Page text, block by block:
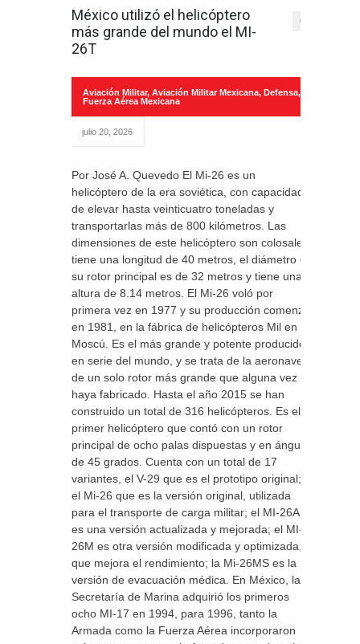
México utilizó el helicóptero
más grande del mundo el MI-
26T
0
Aviación Militar, Aviación Militar Mexicana, Defensa,
Fuerza Aérea Mexicana
julio 20, 2026
Por José A. Quevedo El Mi-26 es un
helicóptero de la era soviética, con capacidad
de elevar hasta veinticuatro toneladas y
transportarlas más de 800 kilómetros. Las
dimensiones de este helicóptero son colosales,
tiene una longitud de 40 metros, el diámetro de
su rotor principal es de 32 metros y tiene una
altura de 8.14 metros. El Mi-26 voló por
primera vez en 1977 y su producción comenzó
en 1981, en la fábrica de helicópteros Mil en
Moscú. Es el más grande y potente producido
en serie del mundo, y se trata de la aeronave
de un solo rotor más grande que alguna vez se
haya fabricado. Hasta el año 2015 se han
construido un total de 316 helicópteros. Es el
primer helicóptero que contó con un rotor
principal de ocho palas dispuestas y en ángulo
de 45 grados. Cuenta con un total de 17
variantes, el V-29 que es el prototipo original;
el Mi-26 que es la versión original, utilizada
para el transporte de carga militar; el MI-26A
es una versión actualizada y mejorada; el MI-
26M es otra versión modificada y optimizada,
que mejora el rendimiento; la Mi-26MS es la
versión de evacuación médica. En México, la
Secretaría de Marina adquirió los primeros
ocho MI-17 en 1994, para 1996, tanto la
Armada como la Fuerza Aérea incorporaron